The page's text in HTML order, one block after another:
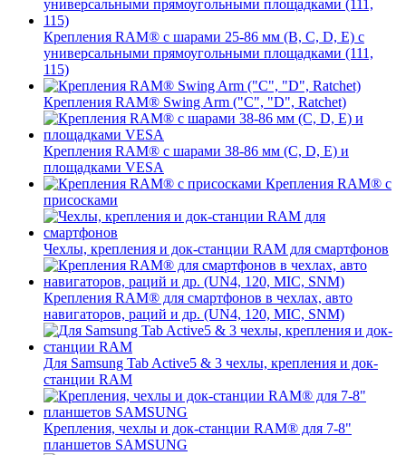
Крепления RAM® с шарами 25-86 мм (B, C, D, E) с
универсальными прямоугольными площадками (111,
115)
Крепления RAM® Swing Arm ("C", "D", Ratchet)
Крепления RAM® с шарами 38-86 мм (C, D, E) и
площадками VESA
Крепления RAM® с
присосками
Чехлы, крепления и док-станции RAM для смартфонов
Крепления RAM® для смартфонов в чехлах, авто
навигаторов, раций и др. (UN4, 120, MIC, SNM)
Для Samsung Tab Active5 & 3 чехлы, крепления и док-
станции RAM
Крепления, чехлы и док-станции RAM® для 7-8"
планшетов SAMSUNG